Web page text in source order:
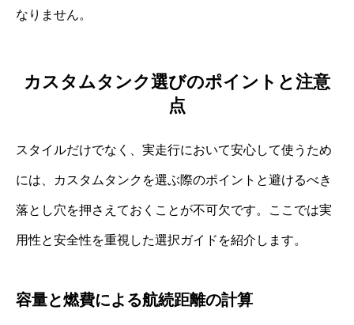
なりません。
カスタムタンク選びのポイントと注意
点
スタイルだけでなく、実走行において安心して使うため
には、カスタムタンクを選ぶ際のポイントと避けるべき
落とし穴を押さえておくことが不可欠です。ここでは実
用性と安全性を重視した選択ガイドを紹介します。
容量と燃費による航続距離の計算